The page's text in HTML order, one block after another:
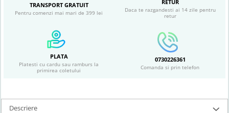
TRANSPORT GRATUIT
Pentru comenzi mai mari de 399 lei
RETUR
Daca te razgandesti ai 14 zile pentru
retur
PLATA
Platesti cu cardu sau ramburs la
primirea coletului
0730226361
Comanda si prin telefon
Descriere